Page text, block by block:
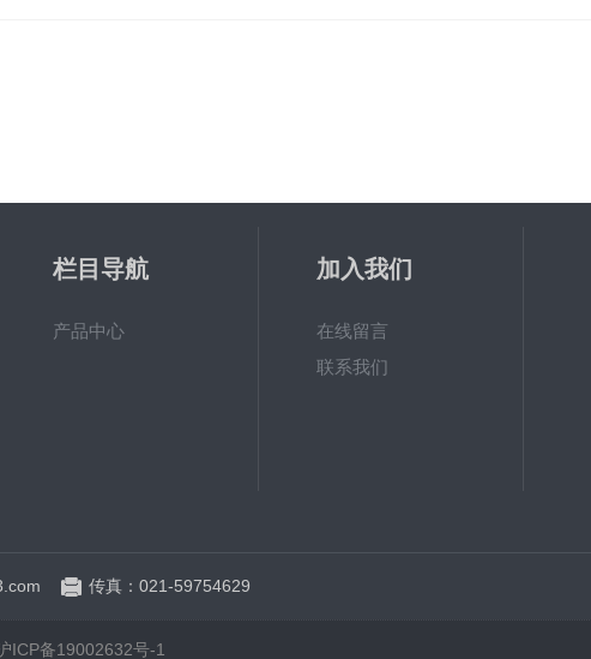
栏目导航
产品中心
加入我们
在线留言
联系我们
传真：021-59754629
ICP备19002632号-1